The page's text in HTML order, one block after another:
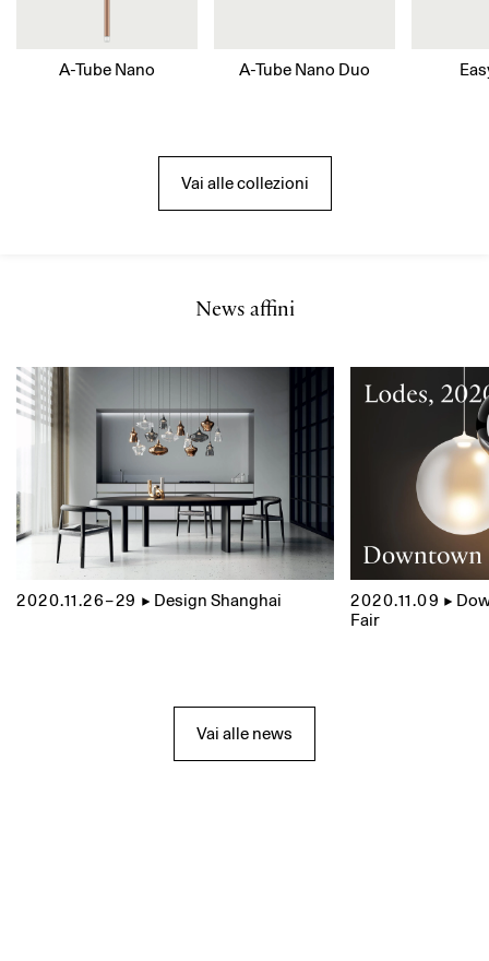
A-Tube Nano A-Tube Nano Duo
Vai alle collezioni
News affini
2020.11.26–29 ▲ Design Shanghai 2020.11.09 ▲
Fair
Vai alle news